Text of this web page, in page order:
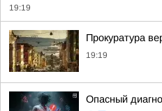
19:19
Прокуратура
19:19
Опасный